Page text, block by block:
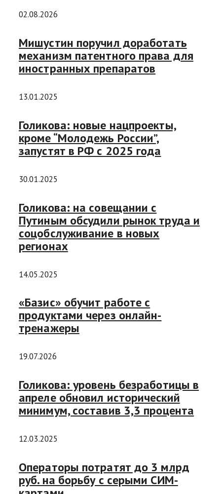
02.08.2026
Мишустин поручил доработать
механизм патентного права для
иностранных препаратов
13.01.2025
Голикова: новые нацпроекты,
кроме “Молодежь России”,
запустят в РФ с 2025 года
30.01.2025
Голикова: на совещании с
Путиным обсудили рынок труда и
соцобслуживание в новых
регионах
14.05.2025
«Базис» обучит работе с
продуктами через онлайн-
тренажеры
19.07.2026
Голикова: уровень безработицы в
апреле обновил исторический
минимум, составив 3,3 процента
12.03.2025
Операторы потратят до 3 млрд
руб. на борьбу с серыми СИМ-